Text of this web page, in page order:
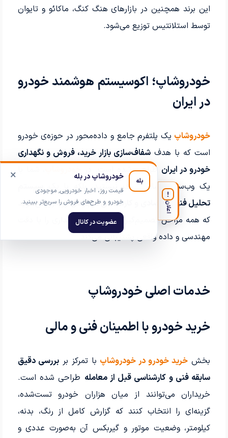
این برند همچنین در بازارهای هنگ کنگ، ماکائو و تایوان
توسط استلانتیس توزیع می‌شود.
خودروشاپ؛ اکوسیستم هوشمند خودرو
در ایران
خودروشاپ یک پلتفرم جامع و داده‌محور در حوزه‌ی خودرو
است که با هدف شفاف‌سازی بازار خرید، فروش و نگهداری
خودرو در ایران طراحی شده است. در خودروشاپ
یک وب‌سایت ساده طرف نیستید، بلکه با یکسیستم
تحلیل فنی، اقتصادی و کارشناسی دیجیتالروبه‌رو می‌شوید
که همه مراحل تصمیم‌گیری، از خرید تا نگهداری را با دقت
مهندسی و داده واقعی پشتیبانی می‌کند.
خدمات اصلی خودروشاپ
خرید خودرو با اطمینان فنی و مالی
بخش خرید خودرو در خودروشاپ با تمرکز بربررسی دقیق
سابقه فنی و کارشناسی قبل از معامله طراحی شده است.
خریداران می‌توانند از میان هزاران خودرو تست‌شده،
گزینه‌ای را انتخاب کنند که گزارش کامل از رنگ، بدنه،
کیلومتر، وضعیت موتور و گیربکس آن به‌صورت عددی و
!
اعلان
× بله خودروشاپ در بله
قیمت روز، اخبار خودرویی, موجودی
خودرو و طرح‌های فروش را سریع‌تر ببینید.
عضویت در کانال